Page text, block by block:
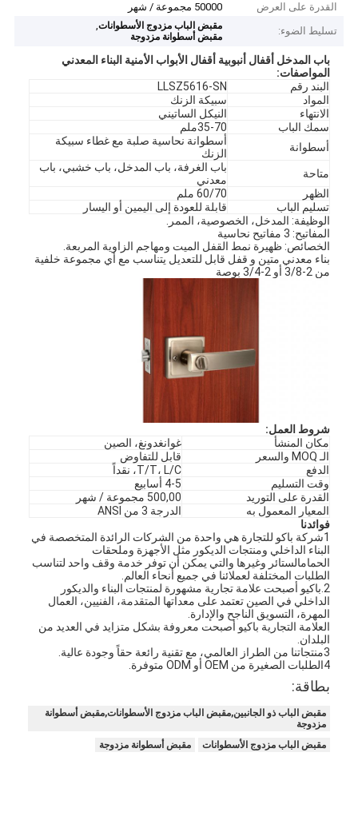
القدرة على العرض
50000 مجموعة / شهر
تسليط الضوء:
مقبض الباب مزدوج الأسطوانات,
مقبض أسطوانة مزدوجة
باب المدخل أقفال أنبوبية أقفال الأبواب الأمنية البناء المعدني
المواصفات:
البند رقم
LLSZ5616-SN
المواد
سبيكة الزنك
الانتهاء
النيكل الساتيني
سمك الباب
35-70ملم
أسطوانة
أسطوانة نحاسية صلبة مع غطاء سبيكة
الزنك
متاحة
باب الغرفة، باب المدخل، باب خشبي، باب
معدني
الظهر
60/70 ملم
تسليم الباب
قابلة للعودة إلى اليمين أو اليسار
الوظيفة: المدخل، الخصوصية، الممر.
المفاتيح: 3 مفاتيح نحاسية
الخصائص: ظهيرة نمط القفل الميت ومهاجم الزاوية المربعة.
بناء معدني متين و قفل قابل للتعديل يتناسب مع أي مجموعة خلفية
من 2-3/8 أو 2-3/4 بوصة
شروط العمل:
مكان المنشأ
غوانغدونغ، الصين
الـ MOQ والسعر
قابل للتفاوض
الدفع
T/T، L/C، نقداً
وقت التسليم
4-5 أسابيع
القدرة على التوريد
500,00 مجموعة / شهر
المعيار المعمول به
الدرجة 3 من ANSI
فوائدنا
1شركة باكو للتجارة هي واحدة من الشركات الرائدة المتخصصة في
البناء الداخلي ومنتجات الديكور مثل الأجهزة وملحقات
الحمامالستائر وغيرها والتي يمكن أن توفر خدمة وقف واحد لتناسب
الطلبات المختلفة لعملائنا في جميع أنحاء العالم.
2.باكيو أصبحت علامة تجارية مشهورة لمنتجات البناء والديكور
الداخلي في الصين تعتمد على معداتها المتقدمة، الفنيين، العمال
المهرة، التسويق الناجح والإدارة.
العلامة التجارية باكيو أصبحت معروفة بشكل متزايد في العديد من
البلدان.
3منتجاتنا من الطراز العالمي، مع تقنية رائعة حقاً وجودة عالية.
4الطلبات الصغيرة من OEM أو ODM متوفرة.
بطاقة:
مقبض الباب ذو الجانبين,مقبض الباب مزدوج الأسطوانات,مقبض أسطوانة
مزدوجة
مقبض الباب مزدوج الأسطوانات
مقبض أسطوانة مزدوجة